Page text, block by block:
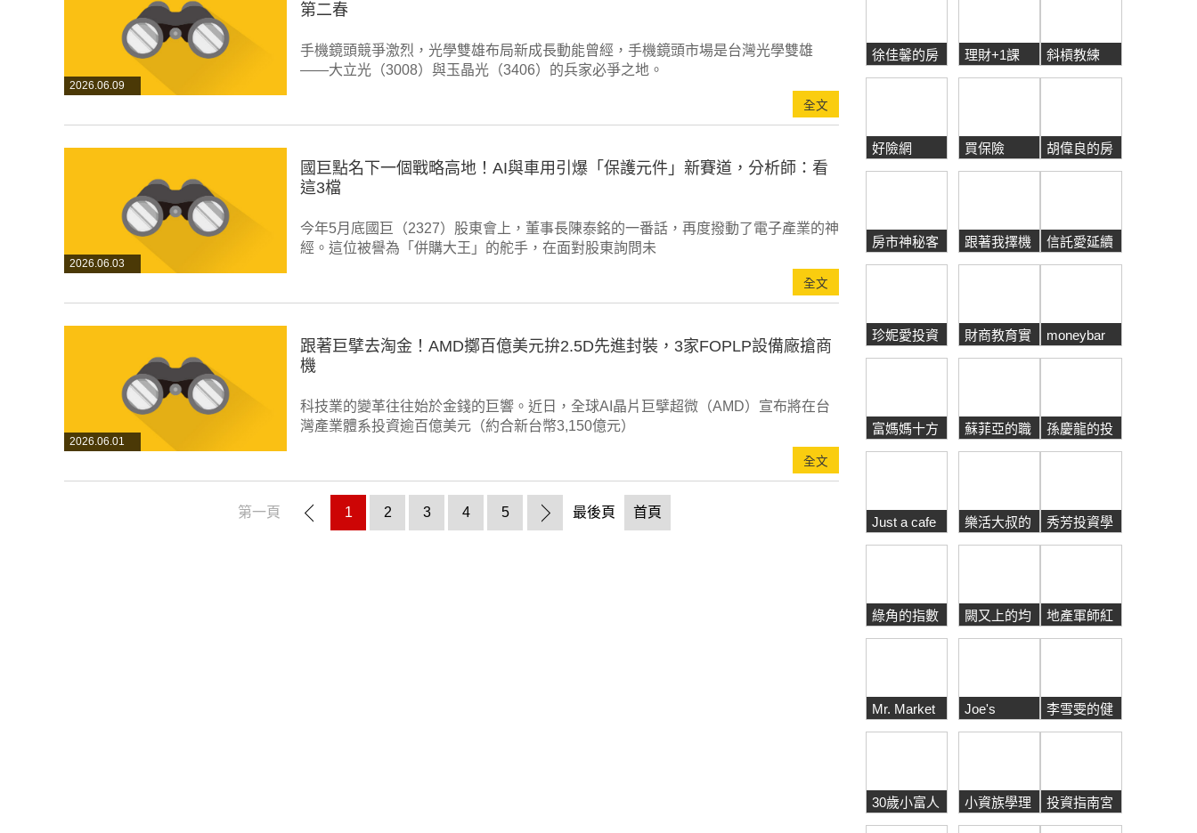
2026.06.09
第二春
手機鏡頭競爭激烈，光學雙雄布局新成長動能曾經，手機鏡頭市場是台灣光學雙雄
——大立光（3008）與玉晶光（3406）的兵家必爭之地。
全文
2026.06.03
國巨點名下一個戰略高地！AI與車用引爆「保護元件」新賽道，分析師：看
這3檔
今年5月底國巨（2327）股東會上，董事長陳泰銘的一番話，再度撥動了電子產業的神
經。這位被譽為「併購大王」的舵手，在面對股東詢問未
全文
2026.06.01
跟著巨擘去淘金！AMD擲百億美元拚2.5D先進封裝，3家FOPLP設備廠搶商
機
科技業的變革往往始於金錢的巨響。近日，全球AI晶片巨擘超微（AMD）宣布將在台
灣產業體系投資逾百億美元（約合新台幣3,150億元）
全文
第一頁 1 2 3 4 5 最後頁 首頁
徐佳馨的房
理財+1課 斜槓教練
好險網 買保險
胡偉良的房
房市神秘客
跟著我擇機
信託愛延續
珍妮愛投資
財商教育實
moneybar
富媽媽十方
蘇菲亞的職
孫慶龍的投
Just a cafe
樂活大叔的
秀芳投資學
綠角的指數
闕又上的均
地產軍師紅
Mr. Market
Joe's
李雪雯的健
30歲小富人
小資族學理
投資指南宮